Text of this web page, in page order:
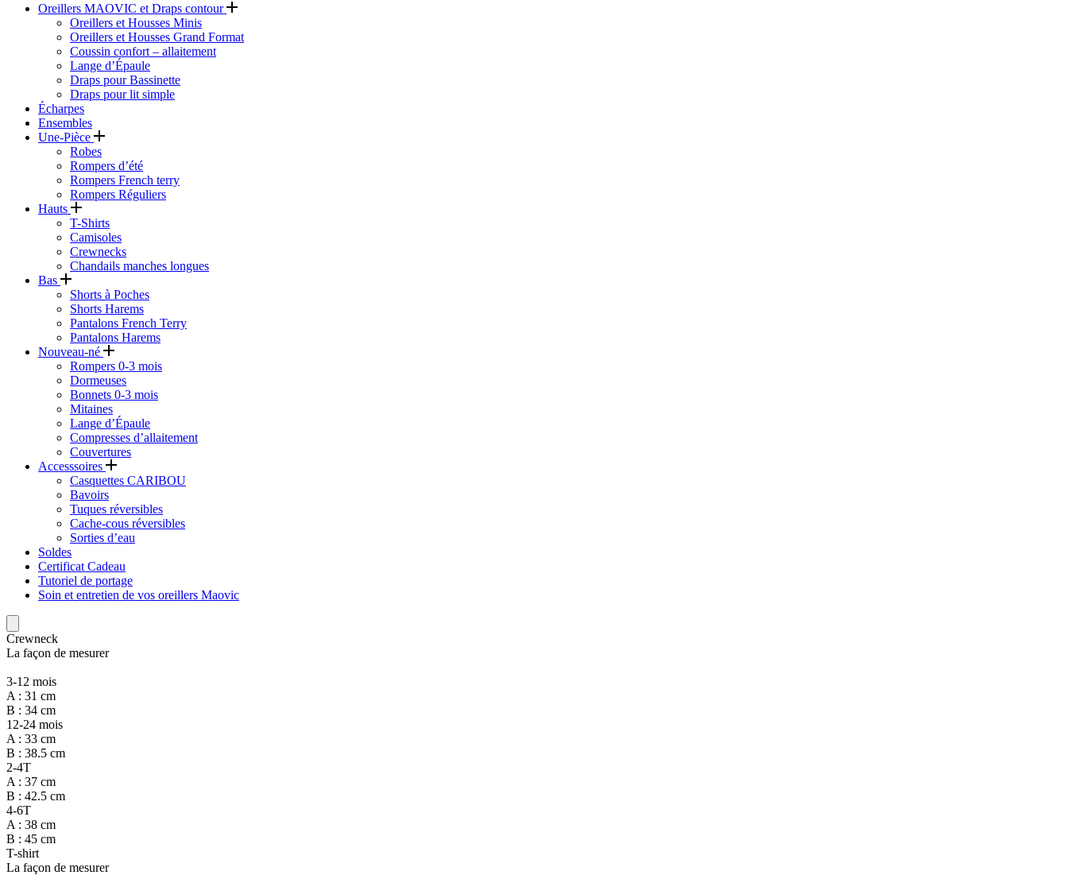
Oreillers MAOVIC et Draps contour
Oreillers et Housses Minis
Oreillers et Housses Grand Format
Coussin confort – allaitement
Lange d’Épaule
Draps pour Bassinette
Draps pour lit simple
Écharpes
Ensembles
Une-Pièce
Robes
Rompers d’été
Rompers French terry
Rompers Réguliers
Hauts
T-Shirts
Camisoles
Crewnecks
Chandails manches longues
Bas
Shorts à Poches
Shorts Harems
Pantalons French Terry
Pantalons Harems
Nouveau-né
Rompers 0-3 mois
Dormeuses
Bonnets 0-3 mois
Mitaines
Lange d’Épaule
Compresses d’allaitement
Couvertures
Accesssoires
Casquettes CARIBOU
Bavoirs
Tuques réversibles
Cache-cous réversibles
Sorties d’eau
Soldes
Certificat Cadeau
Tutoriel de portage
Soin et entretien de vos oreillers Maovic
Crewneck
La façon de mesurer
3-12 mois
A : 31 cm
B : 34 cm
12-24 mois
A : 33 cm
B : 38.5 cm
2-4T
A : 37 cm
B : 42.5 cm
4-6T
A : 38 cm
B : 45 cm
T-shirt
La façon de mesurer